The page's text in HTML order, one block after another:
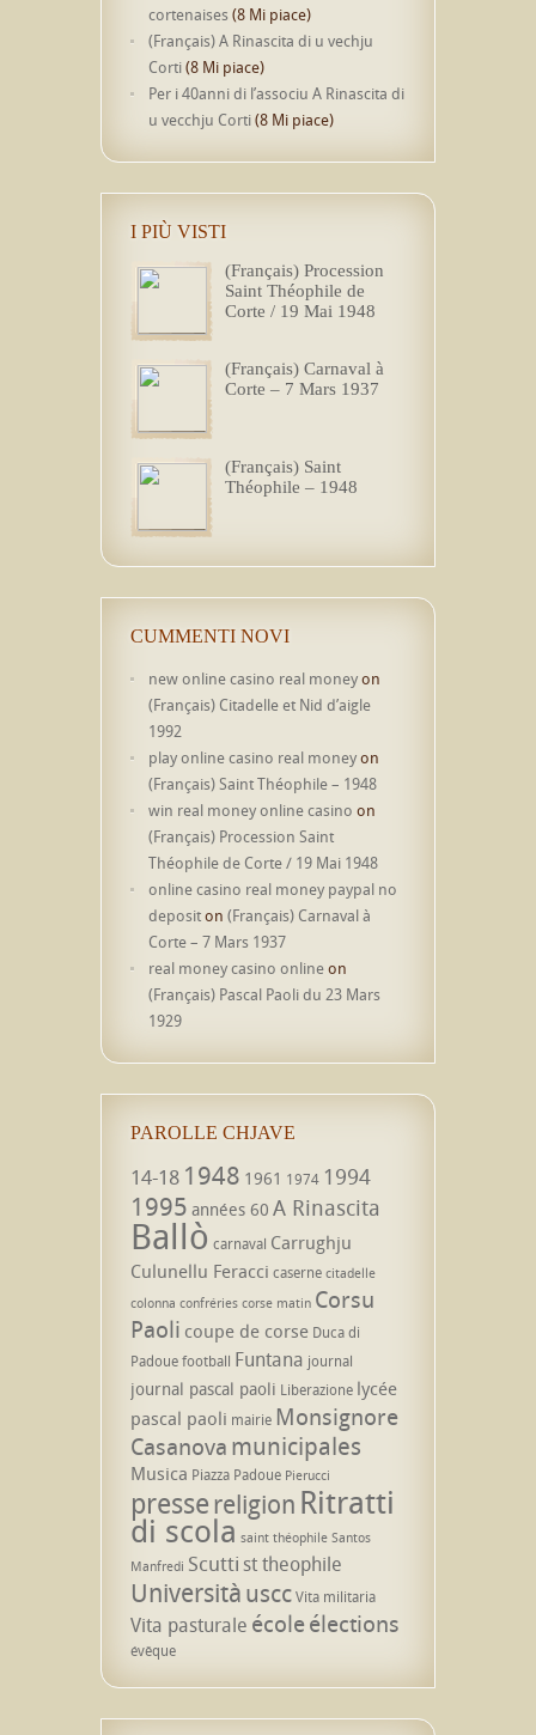
cortenaises (8 Mi piace)
(Français) A Rinascita di u vechju
Corti(8 Mi piace)
Per i 40anni di l’associu A Rinascita di
u vecchju Corti(8 Mi piace)
I PIÙ VISTI
(Français) Procession
Saint Théophile de
Corte / 19 Mai 1948
(Français) Carnaval à
Corte – 7 Mars 1937
(Français) Saint
Théophile – 1948
CUMMENTI NOVI
new online casino real moneyon
(Français) Citadelle et Nid d’aigle
1992
play online casino real moneyon
(Français) Saint Théophile – 1948
win real money online casino on
(Français) Procession Saint
Théophile de Corte / 19 Mai 1948
online casino real money paypal no
depositon (Français) Carnaval à
Corte – 7 Mars 1937
real money casino onlineon
(Français) Pascal Paoli du 23 Mars
1929
PAROLLE CHJAVE
14-18 1948 1961 1974 1994
1995 années 60 A Rinascita
Ballò carnaval Carrughju
Culunellu Feracci caserne citadelle
colonna confréries corse matin Corsu
Paoli coupe de corse Duca di
Padouefootball Funtana journal
journal pascal paoli Liberazione lycée
pascal paoli mairie Monsignore
Casanova municipales
Musica Piazza Padoue Pierucci
pressereligion Ritratti
di scola saint théophile Santos
Manfredi Scuttist theophile
UniversitàusccVita militaria
Vita pasturale écoleélections
évêque